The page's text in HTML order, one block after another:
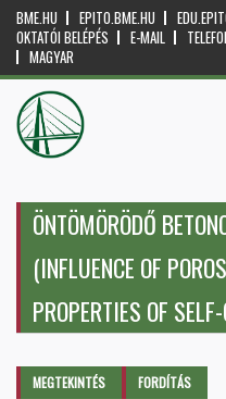
BME.HU EPITO.BME.HU
OKTATÓI BELÉPÉS
E-MAIL
MAGYAR
ÖNTÖMÖRÖDŐ
(INFLUENCE OF
PROPERTIES OF
Elsődleges fülek
MEGTEKINTÉS (AKTÍVFORDÍTÁS